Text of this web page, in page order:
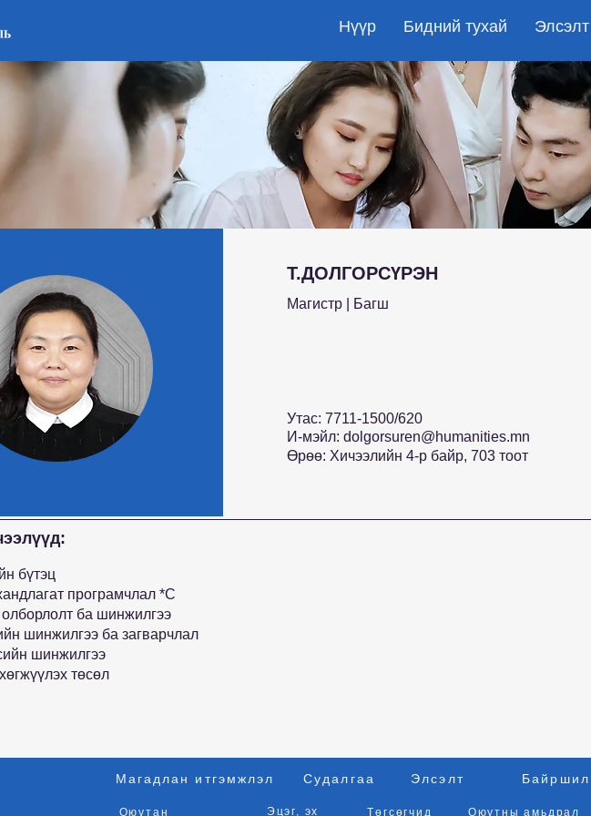
Нүүр Бидний тухай Элсэлт
Т.ДОЛГОРСҮРЭН
Магистр | Багш
Утас: 7711-1500/620
И-мэйл: dolgorsuren@humanities.mn
Өрөө: Хичээлийн 4-р байр, 703 тоот
бүтэц
програмчлал *C
олборлолт ба шинжилгээ
шинжилгээ ба загварчлал
шинжилгээ
төсөл
Оюутан Эцэг, эх Төгсөгчид Оюутны амьдрал
Магадлан итгэмжлэл Судалгаа Элсэлт Байршил